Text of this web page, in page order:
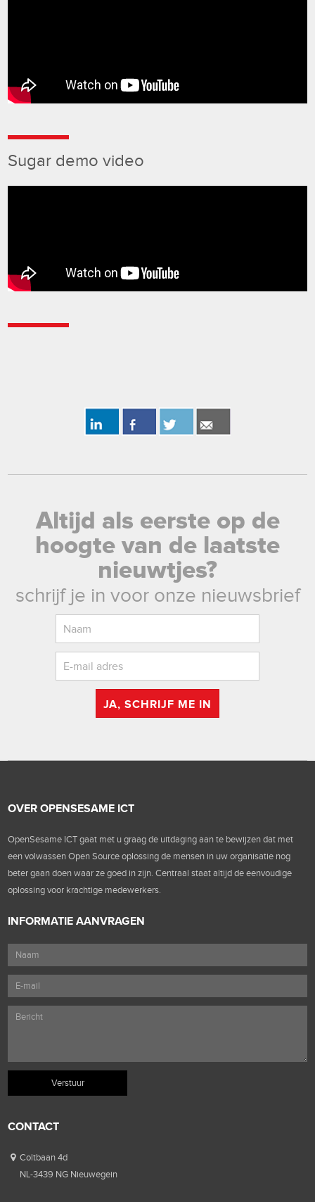
Sugar demo video
Altijd als eerste op de
hoogte van de laatste
nieuwtjes?
schrijf je in voor onze nieuwsbrief
JA, SCHRIJF ME IN
OVER OPENSESAME ICT
OpenSesame ICT gaat met u graag de uitdaging aan te bewijzen dat met
een volwassen Open Source oplossing de mensen in uw organisatie nog
beter gaan doen waar ze goed in zijn. Centraal staat altijd de eenvoudige
oplossing voor krachtige medewerkers.
INFORMATIE AANVRAGEN
CONTACT
Coltbaan 4d
NL-3439 NG Nieuwegein